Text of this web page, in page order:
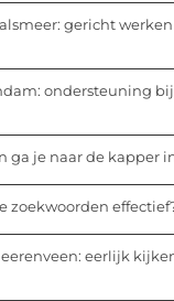
gericht
ondersteuning
ga je naar de kapper
zoekwoorden
eerlijk